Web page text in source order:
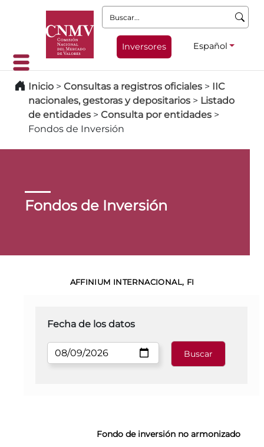
Buscar:
Inversores Español
Inicio > Consultas a registros oficiales > IIC
nacionales, gestoras y depositarios > Listado
de entidades > Consulta por entidades >
Fondos de Inversión
Fondos de Inversión
AFFINIUM INTERNACIONAL, FI
Fecha de los datos
Fondo de inversión no armonizado